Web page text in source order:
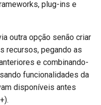
Tipos de dados extras
Parâmetros de Cookie
Parâmetros de Cabeçalho
Modelos de Parâmetros
Cookie
diretamente
Usando Dataclasses
Middleware Avançado
Testando a Base de Dados
Usar antigos códigos de
status de erro de
autenticação 403
plug-ins e
outra opção senão criar
recursos, pegando as
e combinando-
funcionalidades da
disponíveis antes